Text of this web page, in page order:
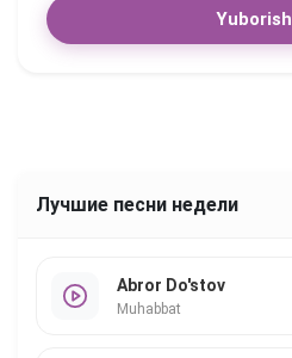
Yuborish
Лучшие песни недели
Abror Do'stov
Muhabbat